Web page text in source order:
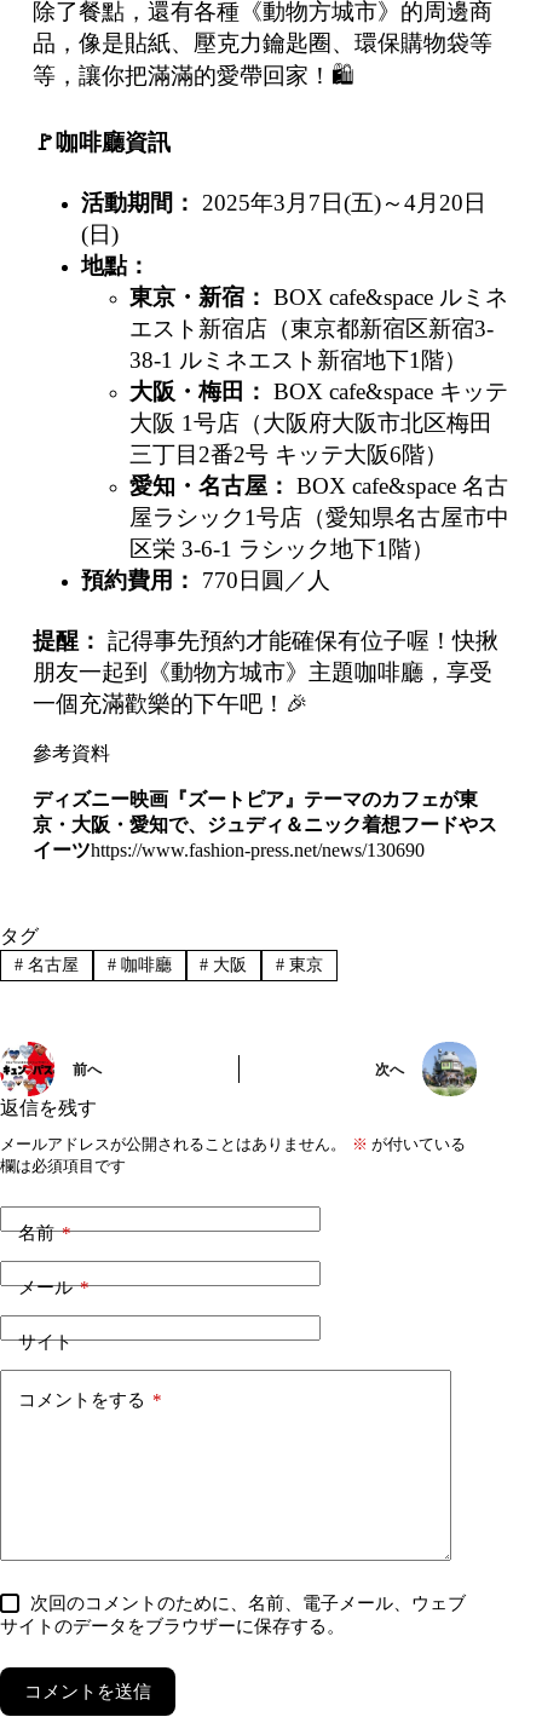
除了餐點，還有各種《動物方城市》的周邊商
品，像是貼紙、壓克力鑰匙圈、環保購物袋等
等，讓你把滿滿的愛帶回家！🛍️
🚩咖啡廳資訊
活動期間：
2025年3月7日(五)～4月20日
(日)
地點：
東京・新宿： BOX cafe&space ルミネ
エスト新宿店（東京都新宿区新宿3-
38-1 ルミネエスト新宿地下1階）
大阪・梅田： BOX cafe&space キッテ
大阪 1号店（大阪府大阪市北区梅田
三丁目2番2号 キッテ大阪6階）
愛知・名古屋： BOX cafe&space 名古
屋ラシック1号店（愛知県名古屋市中
区栄 3-6-1 ラシック地下1階）
預約費用：
770日圓／人
提醒： 記得事先預約才能確保有位子喔！快揪
朋友一起到《動物方城市》主題咖啡廳，享受
一個充滿歡樂的下午吧！🎉
參考資料
ディズニー映画『ズートピア』テーマのカフェが東
京・大阪・愛知で、ジュディ＆ニック着想フードやス
イーツhttps://www.fashion-press.net/news/130690
タグ
#名古屋 #咖啡廳 # 大阪 # 東京
前へ 次へ
返信を残す
メールアドレスが公開されることはありません。 ※ が付いている
欄は必須項目です
名前*
メール*
サイト
コメントをする *
次回のコメントのために、名前、電子メール、ウェブ
サイトのデータをブラウザーに保存する。
コメントを送信